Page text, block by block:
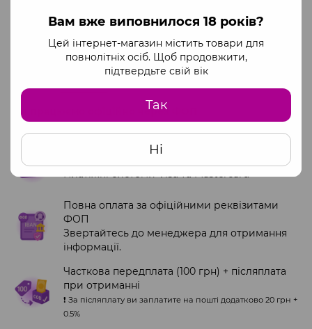
Вам вже виповнилося 18 років?
Цей інтернет-магазин містить товари для
повнолітніх осіб. Щоб продовжити,
підтвердьте свій вік
Так
Ні
Оплата Доставка Гарантія
Ми працюємо офіційно через ФОП
Доступні способи оплати:
Повна оплата за офіційними реквізитами
ФОП
Звертайтесь до менеджера для отримання
інформації.
Часткова передплата (100 грн) + післяплата
при отриманні
❗️ За післяплату ви заплатите на пошті додатково 20 грн +
0.5%